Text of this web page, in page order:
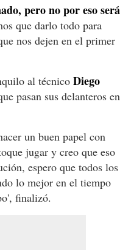
pero no por eso será
que darlo todo para
nos dejen en el primer
al técnico Diego
pasan sus delanteros en
un buen papel con
jugar y creo que eso
espero que todos los
lo mejor en el tiempo
finalizó.